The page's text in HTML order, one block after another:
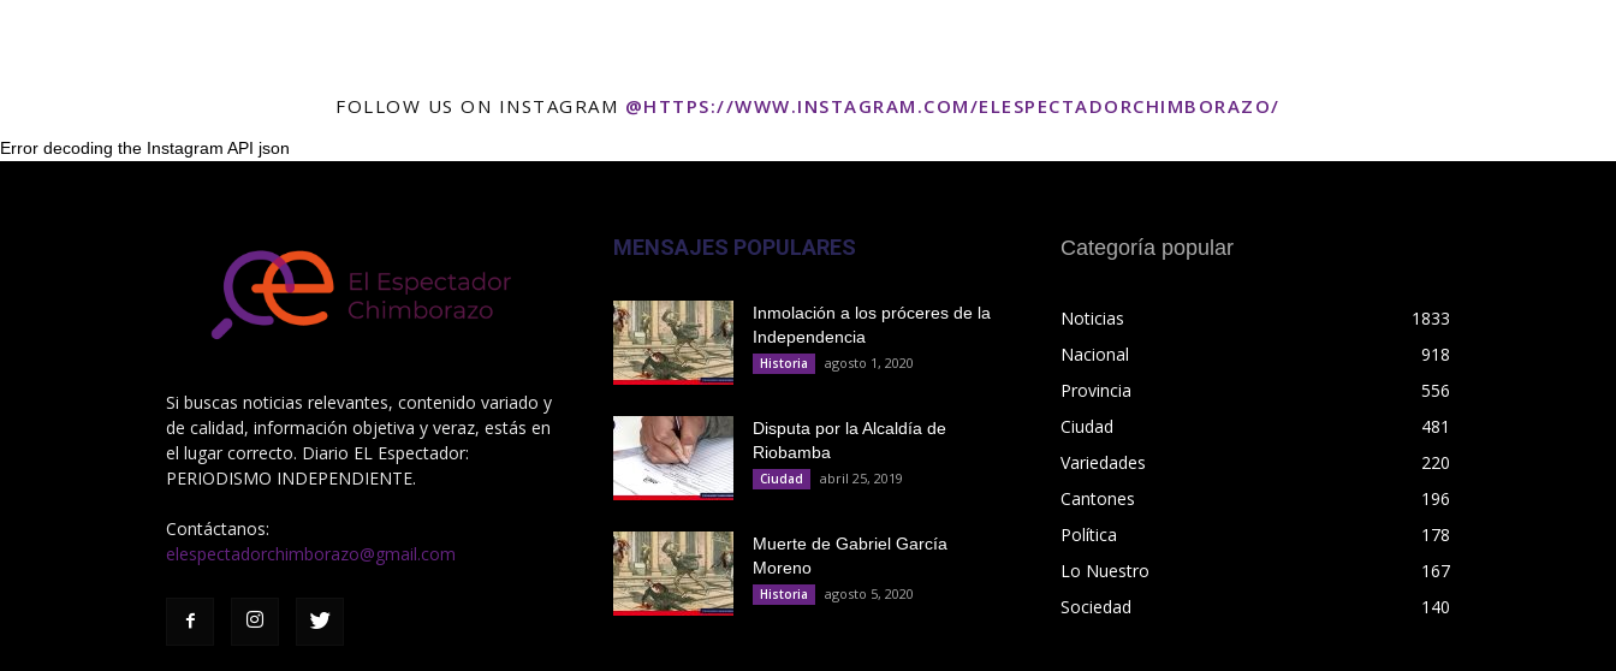
FOLLOW US ON INSTAGRAM @HTTPS://WWW.INSTAGRAM.COM/ELESPECTADORCHIMBORAZO/
Error decoding the Instagram API json
Si buscas noticias relevantes, contenido variado y
de calidad, información objetiva y veraz, estás en
el lugar correcto. Diario EL Espectador:
PERIODISMO INDEPENDIENTE.
Contáctanos:
elespectadorchimborazo@gmail.com
MENSAJES POPULARES
Inmolación a los próceres de la
Independencia
Historia agosto 1, 2020
Disputa por la Alcaldía de
Riobamba
Ciudad abril 25, 2019
Muerte de Gabriel García
Moreno
Historia agosto 5, 2020
Categoría popular
Noticias
1833
Nacional
918
Provincia
556
Ciudad
481
Variedades
220
Cantones
196
Política
178
Lo Nuestro
167
Sociedad
140